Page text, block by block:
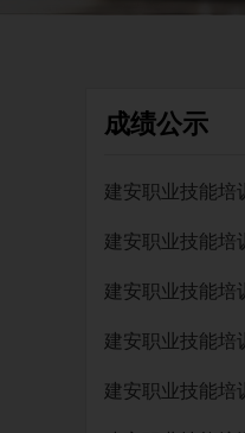
成绩公示